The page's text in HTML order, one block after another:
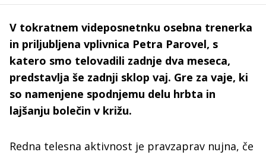
V tokratnem videposnetnku osebna trenerka
in priljubljena vplivnica Petra Parovel, s
katero smo telovadili zadnje dva meseca,
predstavlja še zadnji sklop vaj. Gre za vaje, ki
so namenjene spodnjemu delu hrbta in
lajšanju bolečin v križu.
Redna telesna aktivnost je pravzaprav nujna, če